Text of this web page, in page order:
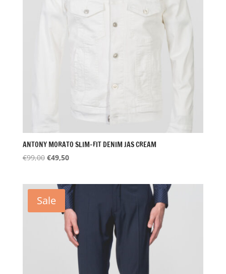
ANTONY MORATO SLIM-FIT DENIM JAS CREAM
€99,00 Oorspronkelijke
€99,00.
€49,50Huidige
€49,50.
Sale